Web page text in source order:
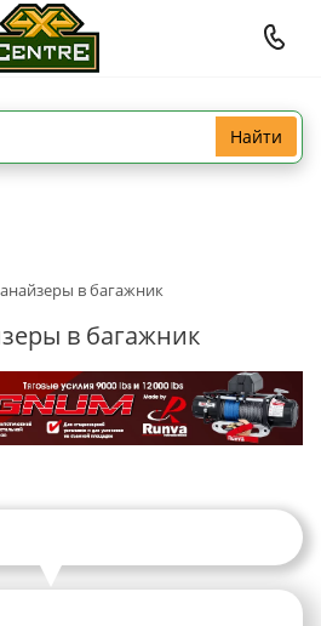
Найти
в багажник
в багажник